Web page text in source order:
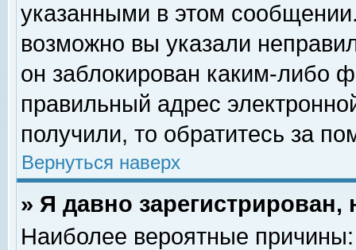
указанными в этом
возможно вы указали
он заблокирован каким-либо
правильный адрес
получили, то обратитесь за
Вернуться наверх
» Я давно
Наиболее вероятные